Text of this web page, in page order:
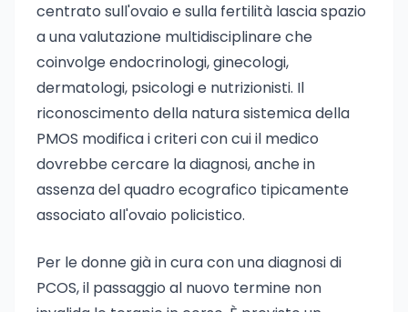
centrato sull'ovaio e sulla fertilità lascia spazio
a una valutazione multidisciplinare che
coinvolge endocrinologi, ginecologi,
dermatologi, psicologi e nutrizionisti. Il
riconoscimento della natura sistemica della
PMOS modifica i criteri con cui il medico
dovrebbe cercare la diagnosi, anche in
assenza del quadro ecografico tipicamente
associato all'ovaio policistico.
Per le donne già in cura con una diagnosi di
PCOS, il passaggio al nuovo termine non